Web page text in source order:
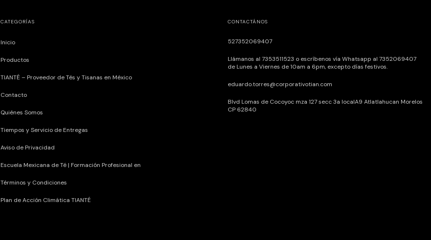
CATEGORÍAS
Inicio
Productos
TIANTÉ – Proveedor de Tés y Tisanas en México
Contacto
Quiénes Somos
Tiempos y Servicio de Entregas
Aviso de Privacidad
Escuela Mexicana de Té | Formación Profesional en
Términos y Condiciones
Plan de Acción Climática TIANTÉ
CONTACTÁNOS
527352069407
Llámanos al 7353511523 o escríbenos vía Whatsapp al 7352069407
de Lunes a Viernes de 10am a 6pm, excepto días festivos.
eduardo.torres@corporativotian.com
Blvd Lomas de Cocoyoc mza 127 secc 3a localA9 Atlatlahucan Morelos
CP 62840